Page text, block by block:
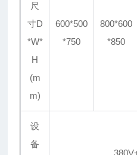
尺
寸D
*W*
H
(m
m)
600*500
*750
800*600
*850
设
备